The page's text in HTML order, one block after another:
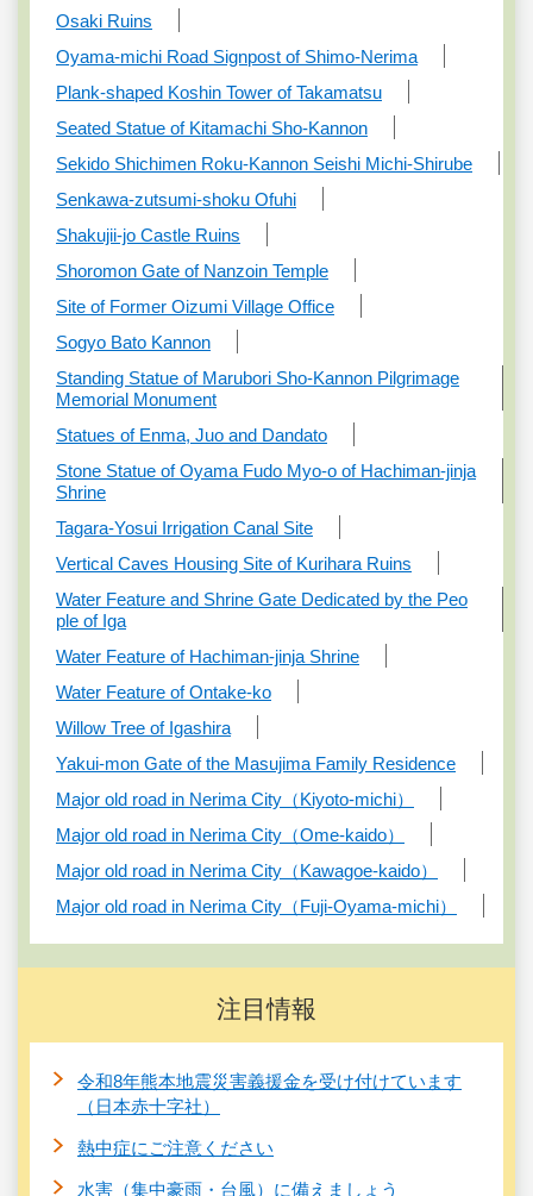
Osaki Ruins
Oyama-michi Road Signpost of Shimo-Nerima
Plank-shaped Koshin Tower of Takamatsu
Seated Statue of Kitamachi Sho-Kannon
Sekido Shichimen Roku-Kannon Seishi Michi-Shirube
Senkawa-zutsumi-shoku Ofuhi
Shakujii-jo Castle Ruins
Shoromon Gate of Nanzoin Temple
Site of Former Oizumi Village Office
Sogyo Bato Kannon
Standing Statue of Marubori Sho-Kannon Pilgrimage
Memorial Monument
Statues of Enma, Juo and Dandato
Stone Statue of Oyama Fudo Myo-o of Hachiman-jinja
Shrine
Tagara-Yosui Irrigation Canal Site
Vertical Caves Housing Site of Kurihara Ruins
Water Feature and Shrine Gate Dedicated by the Peo
ple of Iga
Water Feature of Hachiman-jinja Shrine
Water Feature of Ontake-ko
Willow Tree of Igashira
Yakui-mon Gate of the Masujima Family Residence
Major old road in Nerima City（Kiyoto-michi）
Major old road in Nerima City（Ome-kaido）
Major old road in Nerima City（Kawagoe-kaido）
Major old road in Nerima City（Fuji-Oyama-michi）
注目情報
令和8年熊本地震災害義援金を受け付けています
（日本赤十字社）
熱中症にご注意ください
水害（集中豪雨・台風）に備えましょう